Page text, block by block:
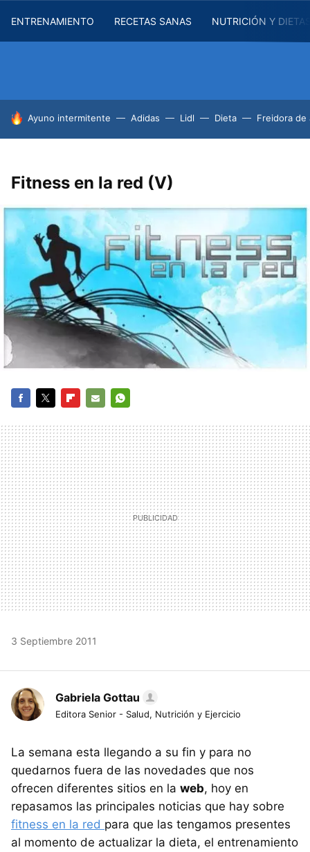
ENTRENAMIENTO RECETAS SANAS NUTRICIÓN Y
HOY SE HABLA DE
Ayuno intermitente Adidas Lidl Dieta Freidora de
Fitness en la red (V)
MAIL
3 Septiembre 2011
Gabriela Gottau
Editora Senior - Salud, Nutrición y Ejercicio
La semana esta llegando a su fin y para no
quedarnos fuera de las novedades que nos
ofrecen diferentes sitios en la web, hoy en
repasamos las principales noticias que hay sobre
fitness en la red para que las tengamos presentes
al momento de actualizar la dieta, el entrenamiento